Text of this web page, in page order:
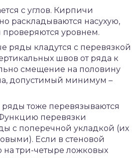
с углов. Кирпичи
раскладываются насухую,
проверяются уровнем.
ряды кладутся с перевязкой
швов от ряда к
смещение на половину
допустимый минимум –
тоже перевязываются
перевязки
с поперечной укладкой (их
Если в стеновой
на три-четыре ложковых